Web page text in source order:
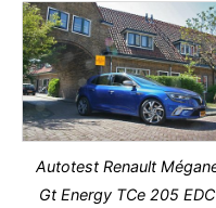
Autotest Renault
Gt Energy TCe 205 EDC